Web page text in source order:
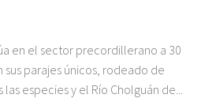
en el sector precordillerano a 30
sus parajes únicos, rodeado de
especies y el Río Cholguán de...